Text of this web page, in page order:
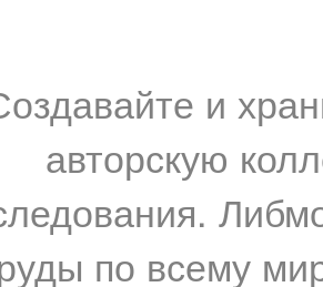
и
авторскую
по всему